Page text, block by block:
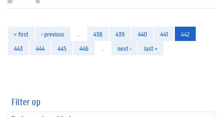
« first ‹ previous 438 439 440 441
442
443
444 445 446 next › last »
Filter op